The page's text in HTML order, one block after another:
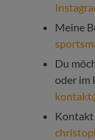
Meine
Du
oder im
Kontakt